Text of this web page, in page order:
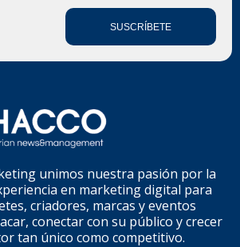
SUSCRÍBETE
unimos nuestra pasión por la
en marketing digital para
criadores, marcas y eventos
conectar con su público y crecer
tan único como competitivo.